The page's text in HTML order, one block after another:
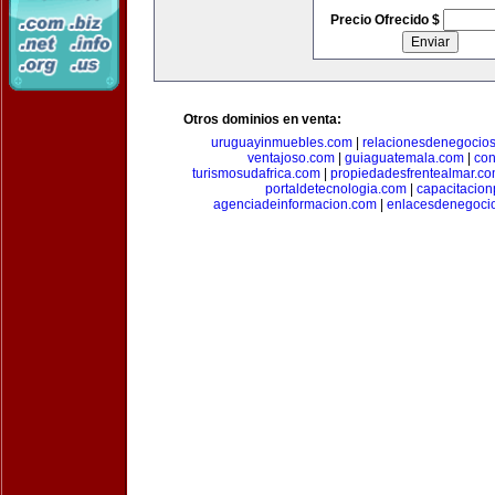
Precio Ofrecido $
Otros dominios en venta:
uruguayinmuebles.com|
ventajoso.com
guiaguatemala.com
turismosudafrica.com
portaldetecnologia.com|
agenciadeinformacion.com